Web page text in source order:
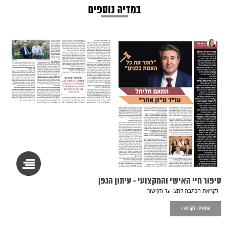
במדיה נוספים
סיפור חיי האישי והמקצועי - עיתון הגפן
לקריאת הכתבה לחצו על הקישור
המשיכו לקרוא >